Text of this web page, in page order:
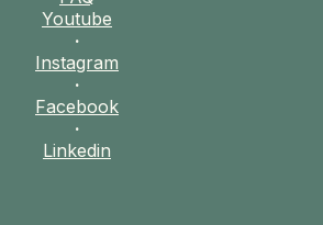
Youtube
·
Instagram
·
Facebook
·
Linkedin